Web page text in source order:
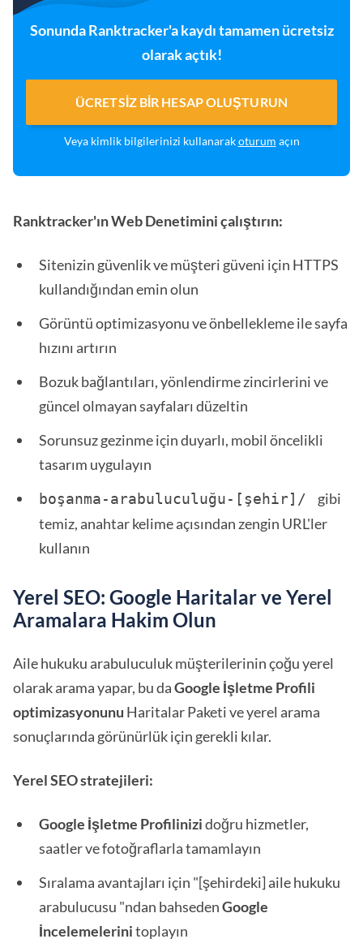
Sonunda Ranktracker'a kaydı tamamen ücretsiz
olarak açtık!
ÜCRETSIZ BIR HESAP OLUŞTURUN
Veya kimlik bilgilerinizi kullanarakoturum açın
Ranktracker'ın Web Denetimini çalıştırın:
Sitenizin güvenlik ve müşteri güveni için HTTPS
kullandığından emin olun
Görüntü optimizasyonu ve önbellekleme ile sayfa
hızını artırın
Bozuk bağlantıları, yönlendirme zincirlerini ve
güncel olmayan sayfaları düzeltin
Sorunsuz gezinme için duyarlı, mobil öncelikli
tasarım uygulayın
boşanma-arabuluculuğu-[şehir]/
gibi
temiz, anahtar kelime açısından zengin URL'ler
kullanın
Yerel SEO: Google Haritalar ve Yerel
Aramalara Hakim Olun
Aile hukuku arabuluculuk müşterilerinin çoğu yerel
olarak arama yapar, bu daGoogle İşletme Profili
optimizasyonunu Haritalar Paketi ve yerel arama
sonuçlarında görünürlük için gerekli kılar.
Yerel SEO stratejileri:
Google İşletme Profilinizidoğru hizmetler,
saatler ve fotoğraflarla tamamlayın
Sıralama avantajları için "[şehirdeki] aile hukuku
arabulucusu "ndan bahsedenGoogle
İncelemelerinitoplayın